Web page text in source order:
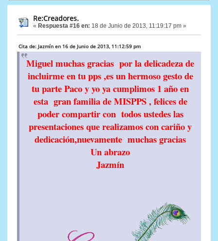
Re:Creadores.
« Respuesta #16 en: 18 de Junio de 2013, 11:19:17 pm »
Cita de: Jazmín en 16 de Junio de 2013, 11:12:59 pm
Miguel muchas gracias por la delicadeza de
incluirme en tu pps ,es un hermoso gesto de
tu parte Paco y yo ya cumplimos 1 año en
esta gran familia de MISPPS , felices de
poder compartir con todos ustedes las
presentaciones que realizamos con cariño y
dedicación,nuevamente muchas gracias
Un abrazo
Jazmín